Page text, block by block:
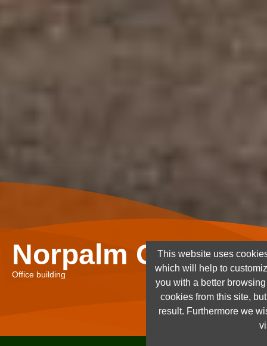
Norpalm Ghana
Office building
This website uses
which will help to
you with a better
cookies from this site,
result. Furthermore we